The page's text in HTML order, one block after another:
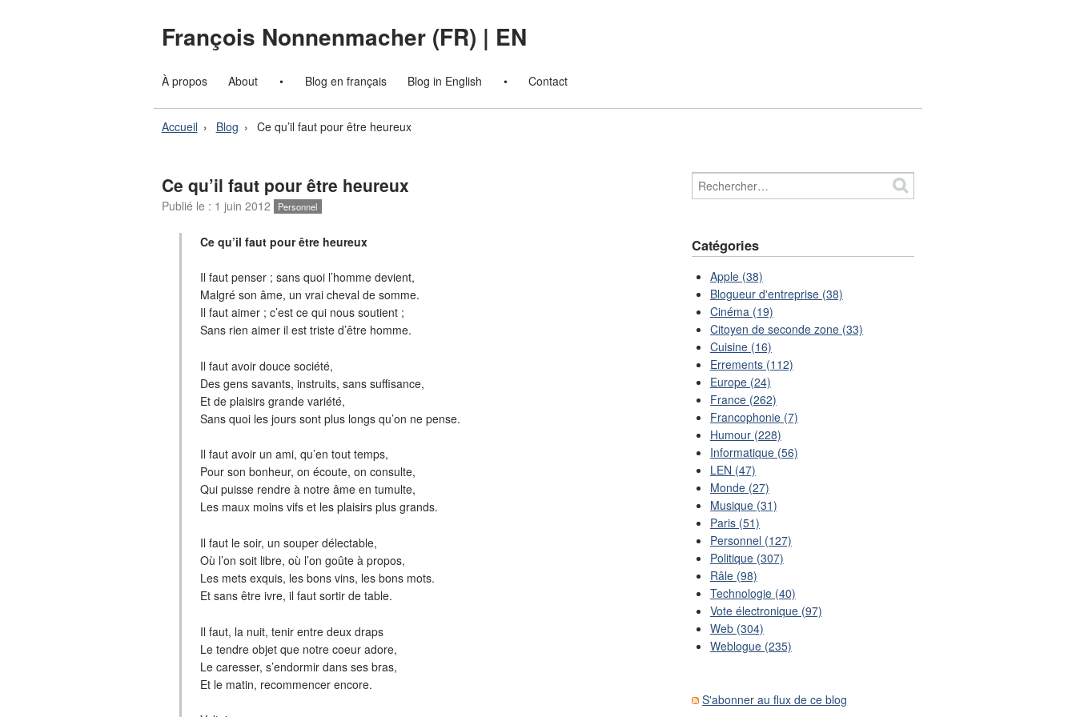
François Nonnenmacher (FR) | EN
À propos About • Blog en français Blog in English • Contact
Accueil Blog Ce qu’il faut pour être heureux
Ce qu’il faut pour être heureux
Publié le : 1 juin 2012 Personnel
Ce qu’il faut pour être heureux
Il faut penser ; sans quoi l’homme devient,
Malgré son âme, un vrai cheval de somme.
Il faut aimer ; c’est ce qui nous soutient ;
Sans rien aimer il est triste d’être homme.
Il faut avoir douce société,
Des gens savants, instruits, sans suffisance,
Et de plaisirs grande variété,
Sans quoi les jours sont plus longs qu’on ne pense.
Il faut avoir un ami, qu’en tout temps,
Pour son bonheur, on écoute, on consulte,
Qui puisse rendre à notre âme en tumulte,
Les maux moins vifs et les plaisirs plus grands.
Il faut le soir, un souper délectable,
Où l’on soit libre, où l’on goûte à propos,
Les mets exquis, les bons vins, les bons mots.
Et sans être ivre, il faut sortir de table.
Il faut, la nuit, tenir entre deux draps
Le tendre objet que notre coeur adore,
Le caresser, s’endormir dans ses bras,
Et le matin, recommencer encore.
Catégories
Apple (38)
Blogueur d'entreprise (38)
Cinéma (19)
Citoyen de seconde zone (33)
Cuisine (16)
Errements (112)
Europe (24)
France (262)
Francophonie (7)
Humour (228)
Informatique (56)
LEN (47)
Monde (27)
Musique (31)
Paris (51)
Personnel (127)
Politique (307)
Râle (98)
Technologie (40)
Vote électronique (97)
Web (304)
Weblogue (235)
S'abonner au flux de ce blog